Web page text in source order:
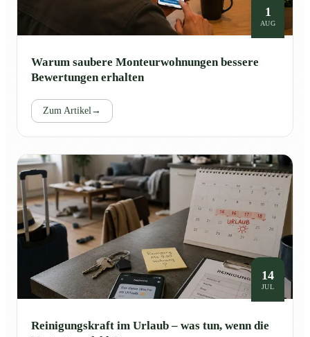
1
AUG
Warum saubere Monteurwohnungen bessere
Bewertungen erhalten
Zum Artikel→
14
JUL
Reinigungskraft im Urlaub – was tun, wenn die